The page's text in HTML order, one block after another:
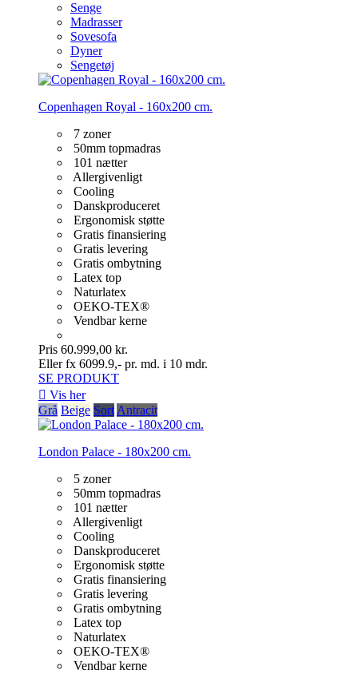
Senge
Madrasser
Sovesofa
Dyner
Sengetøj
Copenhagen Royal - 160x200 cm.
7 zoner
50mm topmadras
101 nætter
Allergivenligt
Cooling
Danskproduceret
Ergonomisk støtte
Gratis finansiering
Gratis levering
Gratis ombytning
Latex top
Naturlatex
OEKO-TEX®
Vendbar kerne
Pris 60.999,00 kr.
Eller fx 6099.9,- pr. md. i 10 mdr.
SE PRODUKT
 Vis her
Grå Beige Sort Antracit
London Palace - 180x200 cm.
5 zoner
50mm topmadras
101 nætter
Allergivenligt
Cooling
Danskproduceret
Ergonomisk støtte
Gratis finansiering
Gratis levering
Gratis ombytning
Latex top
Naturlatex
OEKO-TEX®
Vendbar kerne